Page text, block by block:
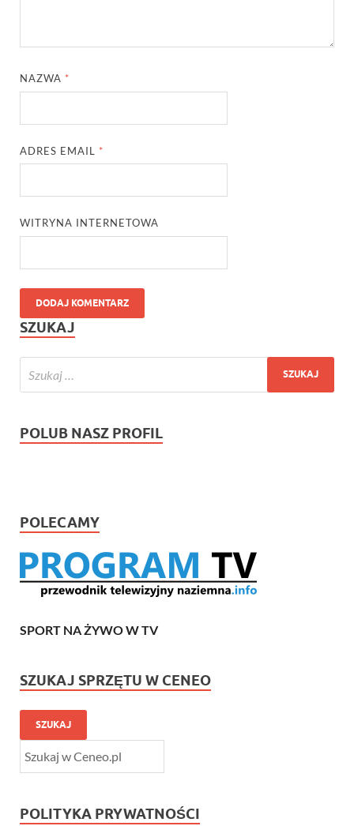
NAZWA *
ADRES EMAIL *
WITRYNA INTERNETOWA
SZUKAJ
POLUB NASZ PROFIL
POLECAMY
SPORT NA ŻYWO W TV
SZUKAJ SPRZĘTU W CENEO
SZUKAJ
POLITYKA PRYWATNOŚCI